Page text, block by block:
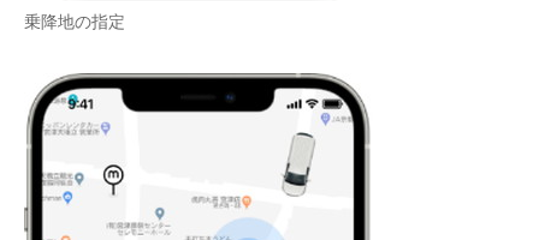
製造業のIT導入・活用を支援
エレクトロニクス専門サイト
電子設計の基本と応用
エネルギーの専門メディア
乗降地の指定